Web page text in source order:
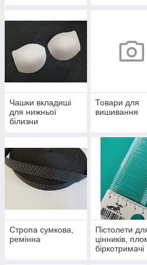
Чашки вкладиші
для нижньої
білизни
Товари для
вишивання
Стропа сумкова,
ремінна
Пістолети
цінників,
біркотримачі